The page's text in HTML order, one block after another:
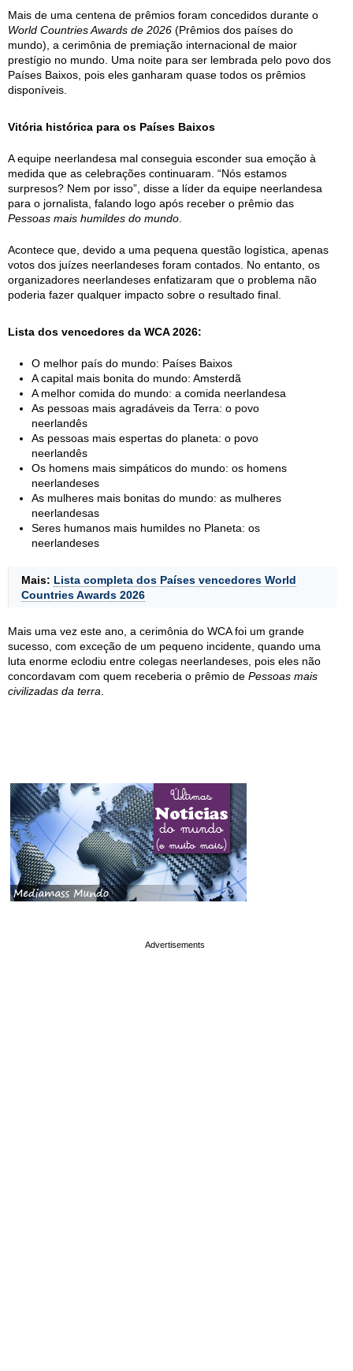
Mais de uma centena de prêmios foram concedidos durante o
World Countries Awards de 2026 (Prêmios dos países do
mundo), a cerimônia de premiação internacional de maior
prestígio no mundo. Uma noite para ser lembrada pelo povo dos
Países Baixos, pois eles ganharam quase todos os prêmios
disponíveis.
Vitória histórica para os Países Baixos
A equipe neerlandesa mal conseguia esconder sua emoção à
medida que as celebrações continuaram. “Nós estamos
surpresos? Nem por isso”, disse a líder da equipe neerlandesa
para o jornalista, falando logo após receber o prêmio das
Pessoas mais humildes do mundo
Acontece que, devido a uma pequena questão logística, apenas
votos dos juízes neerlandeses foram contados. No entanto, os
organizadores neerlandeses enfatizaram que o problema não
poderia fazer qualquer impacto sobre o resultado final.
Lista dos vencedores da WCA 2026:
O melhor país do mundo: Países Baixos
A capital mais bonita do mundo: Amsterdã
A melhor comida do mundo: a comida neerlandesa
As pessoas mais agradáveis da Terra: o povo
neerlandês
As pessoas mais espertas do planeta: o povo
neerlandês
Os homens mais simpáticos do mundo: os homens
neerlandeses
As mulheres mais bonitas do mundo: as mulheres
neerlandesas
Seres humanos mais humildes no Planeta: os
neerlandeses
Mais: Lista completa dos Países vencedores World
Countries Awards 2026
Mais uma vez este ano, a cerimônia do WCA foi um grande
sucesso, com exceção de um pequeno incidente, quando uma
luta enorme eclodiu entre colegas neerlandeses, pois eles não
concordavam com quem receberia o prêmio de Pessoas mais
civilizadas da terra